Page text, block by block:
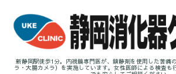
新静岡駅徒歩1分。内視鏡専門医が、鎮静剤を使用した苦痛
ラ・大腸カメラ）を実施しています。女性医師による検査も